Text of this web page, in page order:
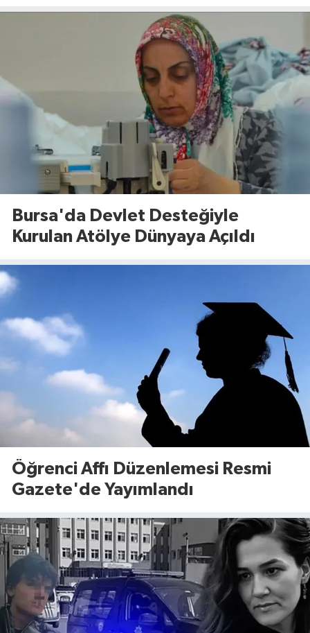
Bursa'da Devlet Desteğiyle
Kurulan Atölye Dünyaya Açıldı
Öğrenci Affı Düzenlemesi Resmi
Gazete'de Yayımlandı